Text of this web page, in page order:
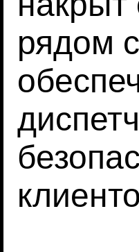
рядом